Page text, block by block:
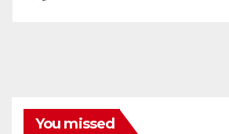
You missed